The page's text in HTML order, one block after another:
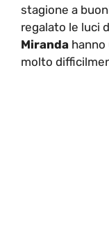
stagione a
regalato le luci
Miranda
molto